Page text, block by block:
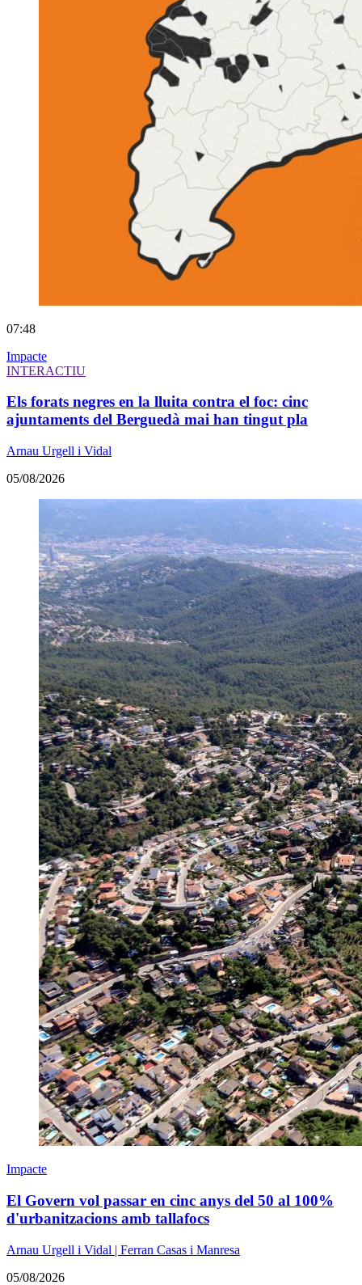
07:48
Impacte
INTERACTIU
Els forats negres en la lluita contra el foc: cinc
ajuntaments del Berguedà mai han tingut pla
Arnau Urgell i Vidal
05/08/2026
Impacte
El Govern vol passar en cinc anys del 50 al 100%
d'urbanitzacions amb tallafocs
Arnau Urgell i Vidal | Ferran Casas i Manresa
05/08/2026